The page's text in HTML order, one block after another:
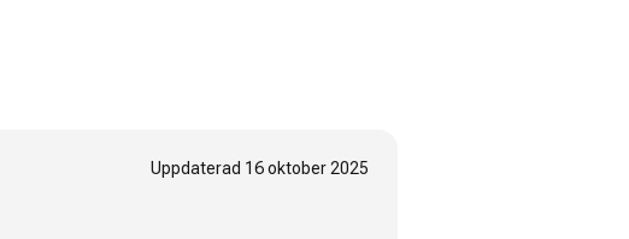
Uppdaterad 16 oktober 2025